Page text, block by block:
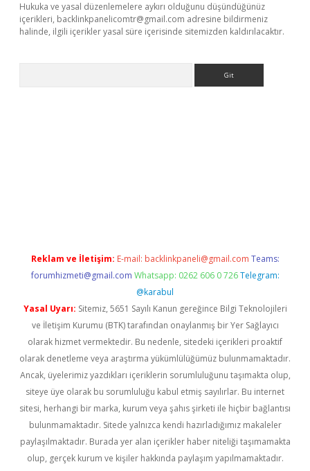
Hukuka ve yasal düzenlemelere aykırı olduğunu düşündüğünüz
içerikleri, backlinkpanelicomtr@gmail.com adresine bildirmeniz
halinde, ilgili içerikler yasal süre içerisinde sitemizden kaldırılacaktır.
Reklam ve İletişim: E-mail: backlinkpaneli@gmail.com Teams:
forumhizmeti@gmail.com Whatsapp: 0262 606 0 726 Telegram:
@karabul
Yasal Uyarı: Sitemiz, 5651 Sayılı Kanun gereğince Bilgi Teknolojileri
ve İletişim Kurumu (BTK) tarafından onaylanmış bir Yer Sağlayıcı
olarak hizmet vermektedir. Bu nedenle, sitedeki içerikleri proaktif
olarak denetleme veya araştırma yükümlülüğümüz bulunmamaktadır.
Ancak, üyelerimiz yazdıkları içeriklerin sorumluluğunu taşımakta olup,
siteye üye olarak bu sorumluluğu kabul etmiş sayılırlar. Bu internet
sitesi, herhangi bir marka, kurum veya şahıs şirketi ile hiçbir bağlantısı
bulunmamaktadır. Sitede yalnızca kendi hazırladığımız makaleler
paylaşılmaktadır. Burada yer alan içerikler haber niteliği taşımamakta
olup, gerçek kurum ve kişiler hakkında paylaşım yapılmamaktadır.